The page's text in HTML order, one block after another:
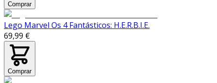
Comprar
Lego Marvel Os 4 Fantásticos: H.E.R.B.I.E.
69,99 €
Comprar